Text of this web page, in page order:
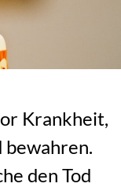
Krankheit,
bewahren.
den Tod